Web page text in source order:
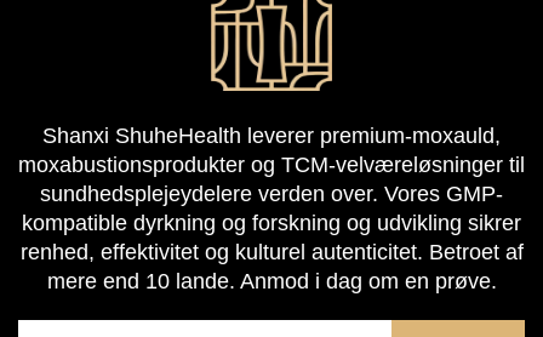
Shanxi ShuheHealth leverer premium-moxauld,
moxabustionsprodukter og TCM-velværeløsninger til
sundhedsplejeydelere verden over. Vores GMP-
kompatible dyrkning og forskning og udvikling sikrer
renhed, effektivitet og kulturel autenticitet. Betroet af
mere end 10 lande. Anmod i dag om en prøve.